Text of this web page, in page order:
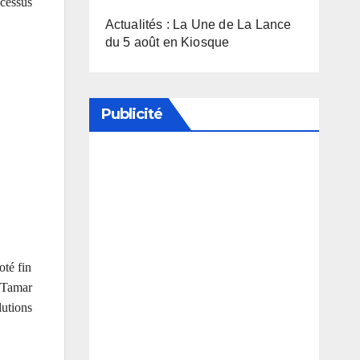
fin
Actualités : La Une de La Lance
du 5 août en Kiosque
Publicité